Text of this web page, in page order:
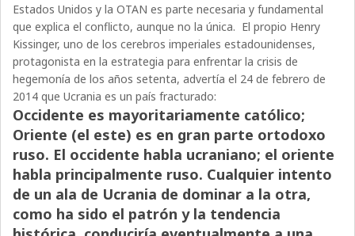
Estados Unidos y la OTAN es parte necesaria y fundamental
que explica el conflicto, aunque no la única. El propio Henry
Kissinger, uno de los cerebros imperiales estadounidenses,
protagonista en la estrategia para enfrentar la crisis de
hegemonía de los años setenta, advertía el 24 de febrero de
2014 que Ucrania es un país fracturado:
Occidente es mayoritariamente católico;
Oriente (el este) es en gran parte ortodoxo
ruso. El occidente habla ucraniano; el oriente
habla principalmente ruso. Cualquier intento
de un ala de Ucrania de dominar a la otra,
como ha sido el patrón y la tendencia